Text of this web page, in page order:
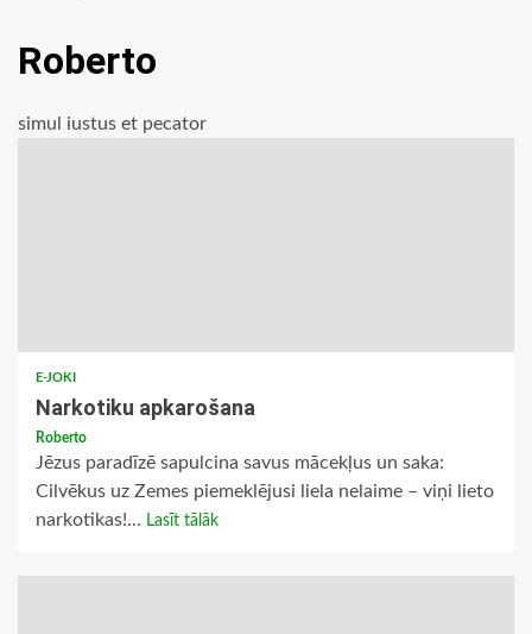
Roberto
simul iustus et pecator
E-JOKI
Narkotiku apkarošana
Roberto
Jēzus paradīzē sapulcina savus mācekļus un saka:
Cilvēkus uz Zemes piemeklējusi liela nelaime – viņi lieto
narkotikas!... Lasīt tālāk